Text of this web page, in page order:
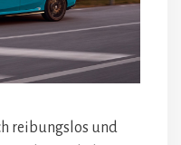
reibungslos und